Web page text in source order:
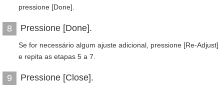
pressione [Done].
8 Pressione [Done].
Se for necessário algum ajuste adicional, pressione [Re-Adjust]
e repita as etapas 5 a 7.
9 Pressione [Close].